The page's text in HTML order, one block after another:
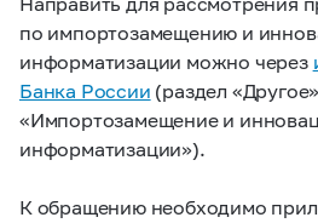
по импортозамещению и
информатизации можно через
Банка России (раздел
«Импортозамещение и
информатизации»).
К обращению необходимо